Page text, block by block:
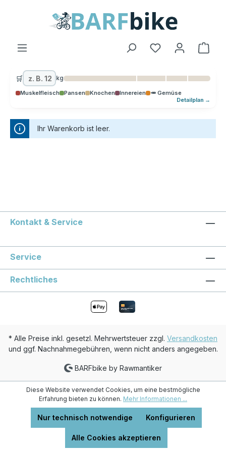
🛒 kg
Muskelfleisch Pansen Knochen Innereien 🥕 Gemüse
Detailplan →
Ihr Warenkorb ist leer.
Kontakt & Service
Service
Rechtliches
* Alle Preise inkl. gesetzl. Mehrwertsteuer zzgl. Versandkosten
und ggf. Nachnahmegebühren, wenn nicht anders angegeben.
BARFbike by Rawmantiker
Diese Website verwendet Cookies, um eine bestmögliche
Erfahrung bieten zu können. Mehr Informationen ...
Nur technisch notwendige Konfigurieren
Alle Cookies akzeptieren